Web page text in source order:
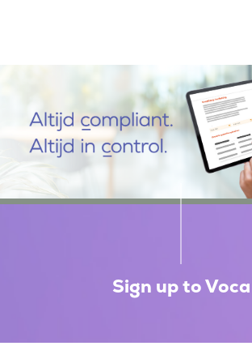
Control model
About Voca
How does Voca work?
Sign up to Voca